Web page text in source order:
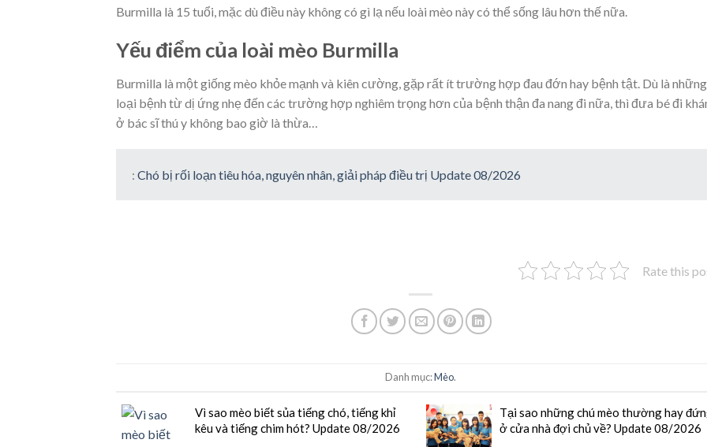
Burmilla là 15 tuổi, mặc dù điều này không có gì lạ nếu loài mèo này có thể sống lâu hơn thế nữa.
Yếu điểm của loài mèo Burmilla
Burmilla là một giống mèo khỏe mạnh và kiên cường, gặp rất ít trường hợp đau đớn hay bệnh tật. Dù là những
loại bệnh từ dị ứng nhẹ đến các trường hợp nghiêm trọng hơn của bệnh thận đa nang đi nữa, thì đưa bé đi
ở bác sĩ thú y không bao giờ là thừa…
: Chó bị rối loạn tiêu hóa, nguyên nhân, giải pháp điều trị Update 08/2026
Rate this
Danh mục:Mèo.
Vì sao mèo biết sủa tiếng chó, tiếng khỉ
kêu và tiếng chim hót? Update 08/2026
Tại sao những chú mèo thường hay
ở cửa nhà đợi chủ về? Update 08/2026